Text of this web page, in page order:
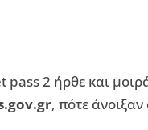
pass 2 ήρθε και
, πότε άνοιξαν